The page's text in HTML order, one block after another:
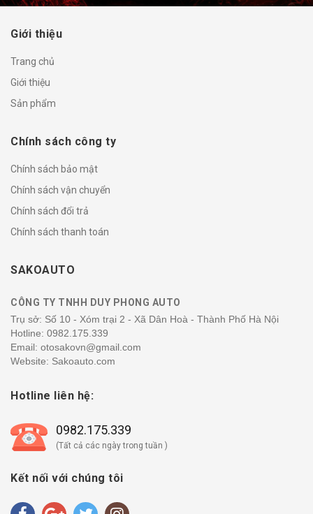
Giới thiệu
Trang chủ
Giới thiệu
Sản phẩm
Chính sách công ty
Chính sách bảo mật
Chính sách vận chuyển
Chính sách đổi trả
Chính sách thanh toán
SAKOAUTO
CÔNG TY TNHH DUY PHONG AUTO
Trụ sở: Số 10 - Xóm trại 2 - Xã Dân Hoà - Thành Phố Hà Nội
Hotline: 0982.175.339
Email: otosakovn@gmail.com
Website: Sakoauto.com
Hotline liên hệ:
0982.175.339
(Tất cả các ngày trong tuần )
Kết nối với chúng tôi